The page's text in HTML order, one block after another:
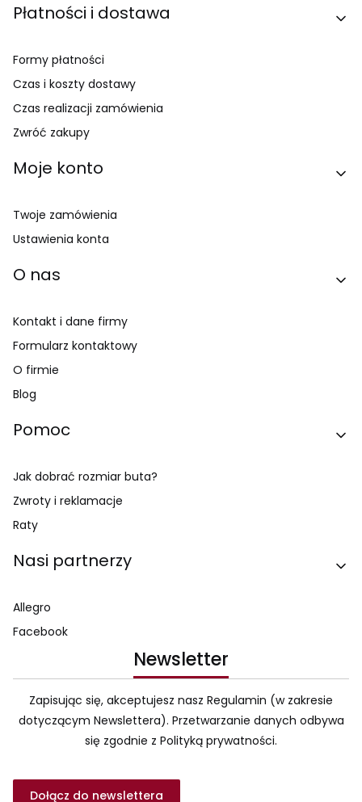
Płatności i dostawa
Formy płatności
Czas i koszty dostawy
Czas realizacji zamówienia
Zwróć zakupy
Moje konto
Twoje zamówienia
Ustawienia konta
O nas
Kontakt i dane firmy
Formularz kontaktowy
O firmie
Blog
Pomoc
Jak dobrać rozmiar buta?
Zwroty i reklamacje
Raty
Nasi partnerzy
Allegro
Facebook
Newsletter
Dołącz do newslettera
Zapisując się, akceptujesz nasz Regulamin (w zakresie
dotyczącym Newslettera). Przetwarzanie danych odbywa
się zgodnie z Polityką prywatności.